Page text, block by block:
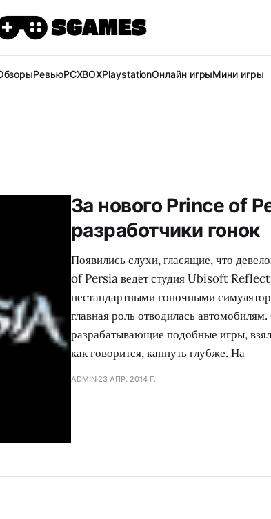
РевьюPCXBOXPlaystationОнлайн игрыМини игры
За нового Prince of
разработчики гонок
Появились слухи, гласящие, что
of Persia ведет студия Ubisoft
нестандартными гоночными
главная роль отводилась
разрабатывающие подобные игры,
как говорится, капнуть глубже. На
ADMIN 23 АПР. 2014 Г.